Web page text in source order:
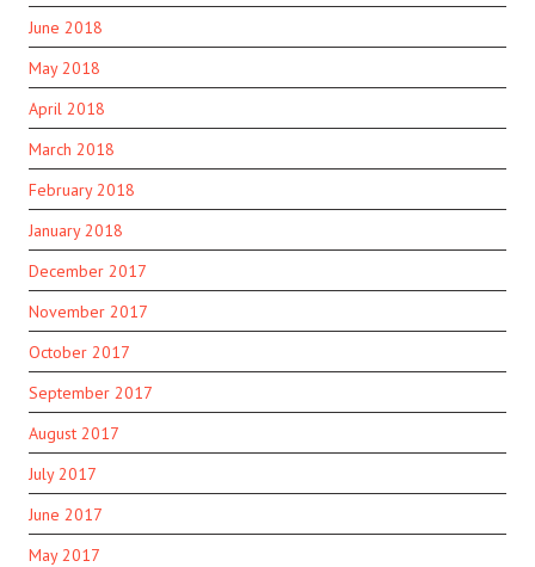
June 2018
May 2018
April 2018
March 2018
February 2018
January 2018
December 2017
November 2017
October 2017
September 2017
August 2017
July 2017
June 2017
May 2017